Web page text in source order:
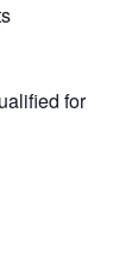
for